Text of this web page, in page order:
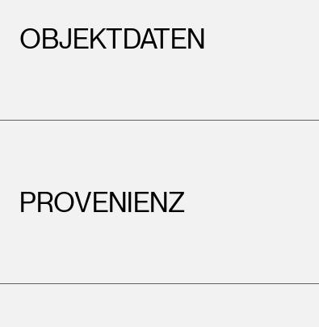
OBJEKTDATEN
PROVENIENZ